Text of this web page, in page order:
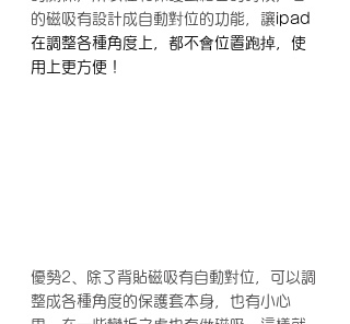
的磁吸有設計成自動對位的功能，讓ipad
在調整各種角度上，都不會位置跑掉，使
用上更方便！
優勢2、除了背貼磁吸有自動對位，可以調
整成各種角度的保護套本身，也有小心